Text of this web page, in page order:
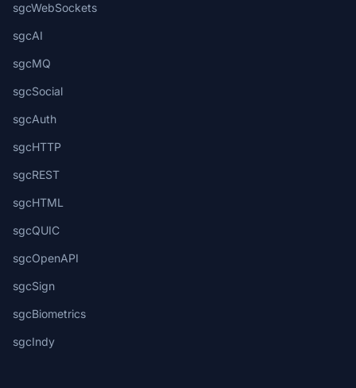
sgcWebSockets
sgcAI
sgcMQ
sgcSocial
sgcAuth
sgcHTTP
sgcREST
sgcHTML
sgcQUIC
sgcOpenAPI
sgcSign
sgcBiometrics
sgcIndy